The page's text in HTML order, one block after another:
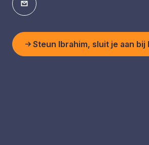
Steun Ibrahim, sluit je aan bij